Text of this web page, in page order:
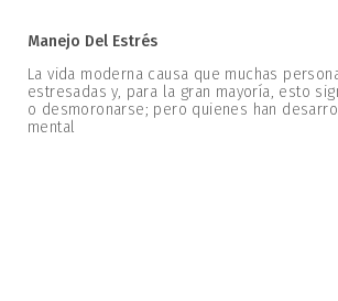
Manejo Del Estrés
La vida moderna causa que muchas
estresadas y, para la gran mayoría, esto
o desmoronarse; pero quienes han
mental